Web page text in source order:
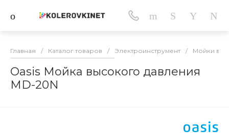
Главная / Каталог товаров / Электроинструмент / Мойки
Oasis Мойка высокого давления
MD-20N